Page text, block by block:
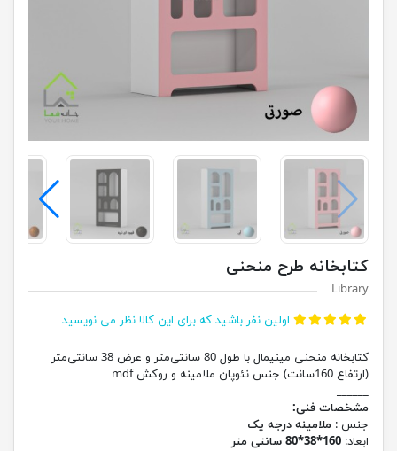
کتابخانه طرح منحنی
Library
اولین نفر باشید که برای این کالا نظر می نویسید
کتابخانه منحنی مینیمال با طول 80 سانتی‌متر و عرض 38 سانتی‌متر
(ارتفاع 160سانت) جنس نئوپان ملامینه و روکش mdf
______
مشخصات فنی:
جنس : ملامینه درجه یک
ابعاد: 160*38*80 سانتی متر